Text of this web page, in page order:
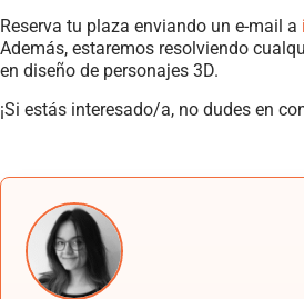
Reserva tu plaza enviando un e-mail a
Además, estaremos resolviendo
en diseño de personajes 3D.
¡Si estás interesado/a, no dudes en